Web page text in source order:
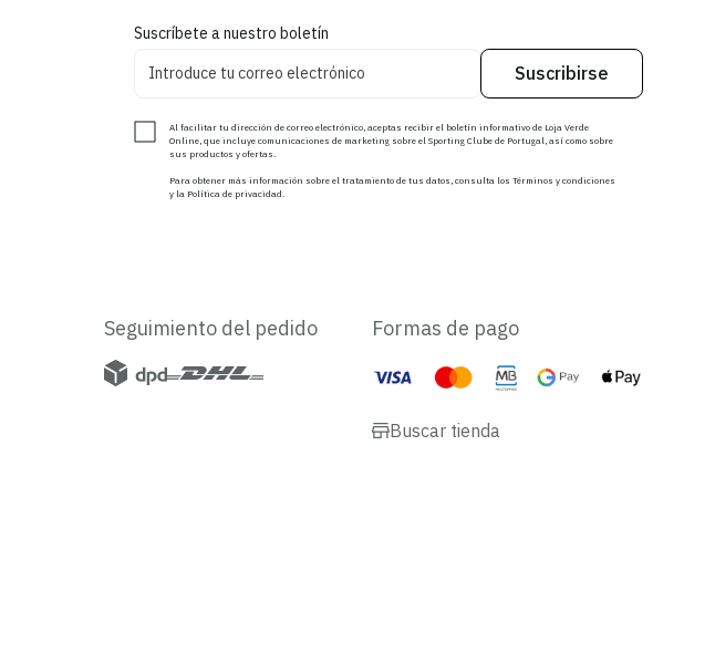
Suscríbete a nuestro boletín
Suscribirse
Al facilitar tu dirección de correo electrónico, aceptas recibir el boletín informativo de Loja Verde
Online, que incluye comunicaciones de marketing sobre el Sporting Clube de Portugal, así como sobre
sus productos y ofertas.
Para obtener más información sobre el tratamiento de tus datos, consulta los Términos y condiciones
y la Política de privacidad.
Seguimiento del pedido Formas de pago
Buscar tienda